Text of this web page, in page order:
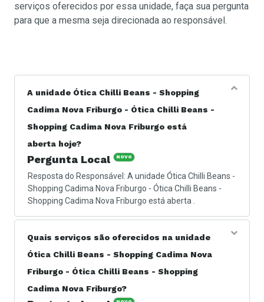
serviços oferecidos por essa unidade, faça sua pergunta
para que a mesma seja direcionada ao responsável.
A unidade Ótica Chilli Beans - Shopping
Cadima Nova Friburgo - Ótica Chilli Beans -
Shopping Cadima Nova Friburgo está
aberta hoje?
Pergunta Local NOVO
Resposta do Responsável: A unidade Ótica Chilli Beans -
Shopping Cadima Nova Friburgo - Ótica Chilli Beans -
Shopping Cadima Nova Friburgo está aberta .
Quais serviços são oferecidos na unidade
Ótica Chilli Beans - Shopping Cadima Nova
Friburgo - Ótica Chilli Beans - Shopping
Cadima Nova Friburgo?